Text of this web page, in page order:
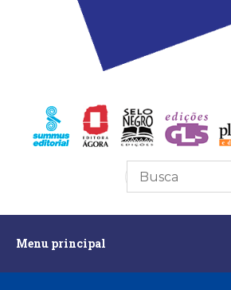
R$0,00
Menu principal
principalAssuntos